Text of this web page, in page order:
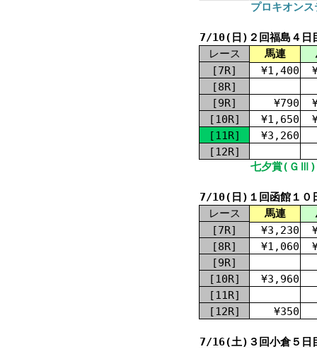
プロキオン
7/10(日)２回福島４日
レース
馬連
[7R]
¥1,400
[8R]
[9R]
¥790
[10R]
¥1,650
[11R]
¥3,260
[12R]
七夕賞(ＧⅢ)
7/10(日)１回函館１０
レース
馬連
[7R]
¥3,230
[8R]
¥1,060
[9R]
[10R]
¥3,960
[11R]
[12R]
¥350
7/16(土)３回小倉５日